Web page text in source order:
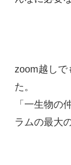
zoom越しで
た。
「一生物の
ラムの最大